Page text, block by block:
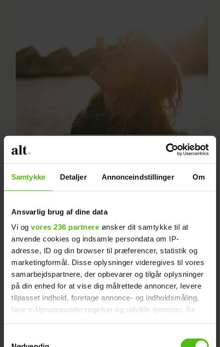
Samtykke Detaljer Annonceindstillinger Om
Ansvarlig brug af dine data
Vi og vores 236 partnere ønsker dit samtykke til at
anvende cookies og indsamle persondata om IP-
adresse, ID og din browser til præferencer, statistik og
marketingformål. Disse oplysninger videregives til vores
samarbejdspartnere, der opbevarer og tilgår oplysninger
på din enhed for at vise dig målrettede annoncer, levere
tilpasset indhold, foretage annonce- og indholdsmåling,
lave målgruppeundersøgelser og udvikle tjenester. Se
tilbage eller ændre indstillinger fra vores
Gravid uge 11: Dit barn kan
nu smile
Gravid uge 5: Hjertet